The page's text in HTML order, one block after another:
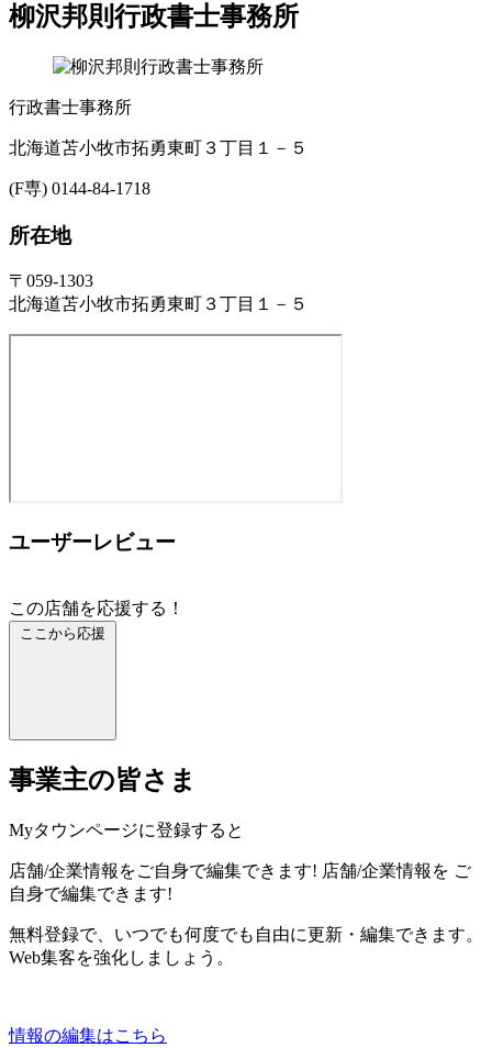
柳沢邦則行政書士事務所
行政書士事務所
北海道苫小牧市拓勇東町３丁目１－５
(F専) 0144-84-1718
所在地
〒059-1303
北海道苫小牧市拓勇東町３丁目１－５
ユーザーレビュー
この店舗を応援する！
ここから応援
事業主の皆さま
Myタウンページに登録すると
店舗/企業情報をご自身で編集できます! 店舗/企業情報を ご
自身で編集できます!
無料登録で、いつでも何度でも自由に更新・編集できます。
Web集客を強化しましょう。
情報の編集はこちら